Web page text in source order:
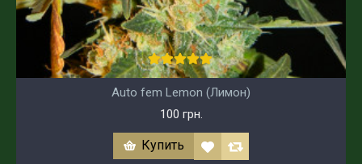
Auto fem Lemon (Лимон)
100 грн.
Купить